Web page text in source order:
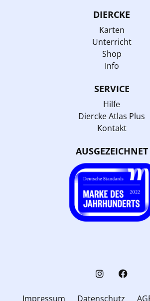
DIERCKE
Karten
Unterricht
Shop
Info
SERVICE
Hilfe
Diercke Atlas Plus
Kontakt
AUSGEZEICHNET
Impressum Datenschutz